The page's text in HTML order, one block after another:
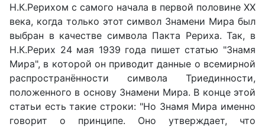
Н.К.Рерихом с самого начала в первой половине XX
века, когда только этот символ Знамени Мира был
выбран в качестве символа Пакта Рериха. Так, в
Н.К.Рерих 24 мая 1939 года пишет статью "Знамя
Мира", в которой он приводит данные о всемирной
распространённости символа Триединности,
положенного в основу Знамени Мира. В конце этой
статьи есть такие строки: "Но Знамя Мира именно
говорит о принципе. Оно утверждает, что